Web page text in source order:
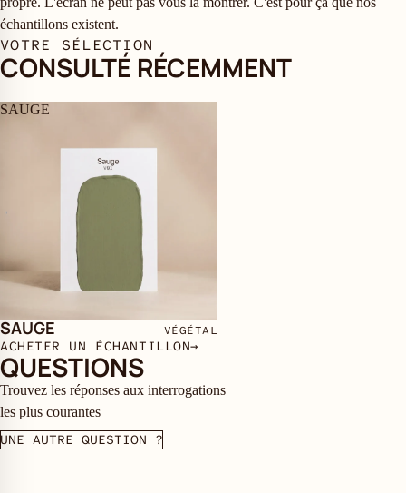
échantillons existent.
VOTRE SÉLECTION
CONSULTÉ RÉCEMMENT
SAUGE
SAUGE VÉGÉTAL
ACHETER UN ÉCHANTILLON→
QUESTIONS
Trouvez les réponses aux interrogations
les plus courantes
UNE AUTRE QUESTION ?